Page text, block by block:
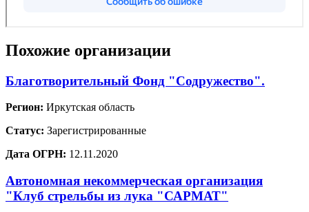
Похожие организации
Благотворительный Фонд "Содружество".
Регион: Иркутская область
Статус: Зарегистрированные
Дата ОГРН: 12.11.2020
Автономная некоммерческая организация
"Клуб стрельбы из лука "САРМАТ"